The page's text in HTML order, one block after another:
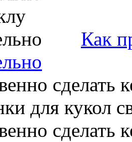
Как
сделать
для кукол
сделать